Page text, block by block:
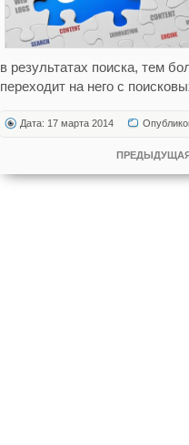
в результатах поиска, тем
переходит на него с
Дата: 17 марта 2014